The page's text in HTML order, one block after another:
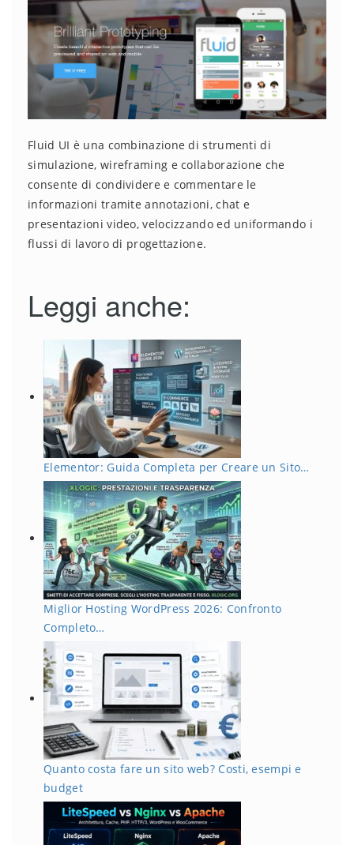
Fluid UI è una combinazione di strumenti di
simulazione, wireframing e collaborazione che
consente di condividere e commentare le
informazioni tramite annotazioni, chat e
presentazioni video, velocizzando ed uniformando i
flussi di lavoro di progettazione.
Leggi anche:
Elementor: Guida Completa per Creare un Sito…
Miglior Hosting WordPress 2026: Confronto
Completo…
Quanto costa fare un sito web? Costi, esempi e
budget